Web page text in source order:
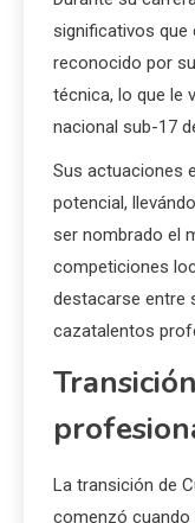
significativos que
reconocido por
técnica, lo que le
nacional sub-17
Sus actuaciones
potencial,
ser nombrado el
competiciones
destacarse entre
cazatalentos
La transición de
comenzó cuando